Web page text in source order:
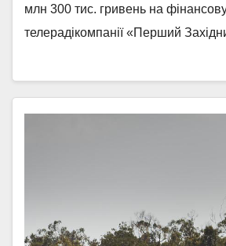
млн 300 тис. гривень на
телерадікомпанії «Перший